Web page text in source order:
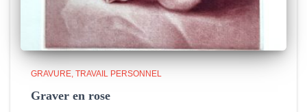
GRAVURE TRAVAIL PERSONNEL
Graver en rose